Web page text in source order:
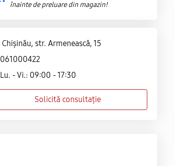
înainte de preluare din magazin!
Chișinău, str. Armenească, 15
061000422
Lu. - Vi.: 09:00 - 17:30
Solicită consultație